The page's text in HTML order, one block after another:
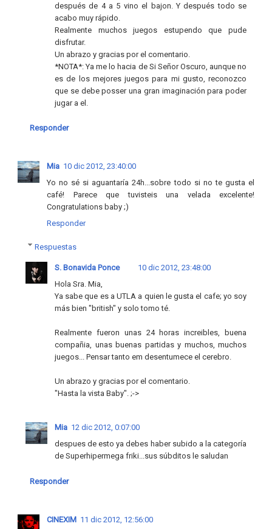
después de 4 a 5 vino el bajon. Y después todo se
acabo muy rápido.
Realmente muchos juegos estupendo que pude
disfrutar.
Un abrazo y gracias por el comentario.
*NOTA*: Ya me lo hacia de Si Señor Oscuro, aunque no
es de los mejores juegos para mi gusto, reconozco
que se debe posser una gran imaginación para poder
jugar a el.
Responder
Mia 10 dic 2012, 23:40:00
Yo no sé si aguantaría 24h...sobre todo si no te gusta el
café! Parece que tuvisteis una velada excelente!
Congratulations baby ;)
Responder
Respuestas
S. Bonavida Ponce
10 dic 2012, 23:48:00
Hola Sra. Mia,
Ya sabe que es a UTLA a quien le gusta el cafe; yo soy
más bien "british" y solo tomo té.
Realmente fueron unas 24 horas increibles, buena
compañia, unas buenas partidas y muchos, muchos
juegos... Pensar tanto em desentumece el cerebro.
Un abrazo y gracias por el comentario.
"Hasta la vista Baby". ;->
Mia 12 dic 2012, 0:07:00
despues de esto ya debes haber subido a la categoría
de Superhipermega friki...sus súbditos le saludan
Responder
CINEXIM 11 dic 2012, 12:56:00